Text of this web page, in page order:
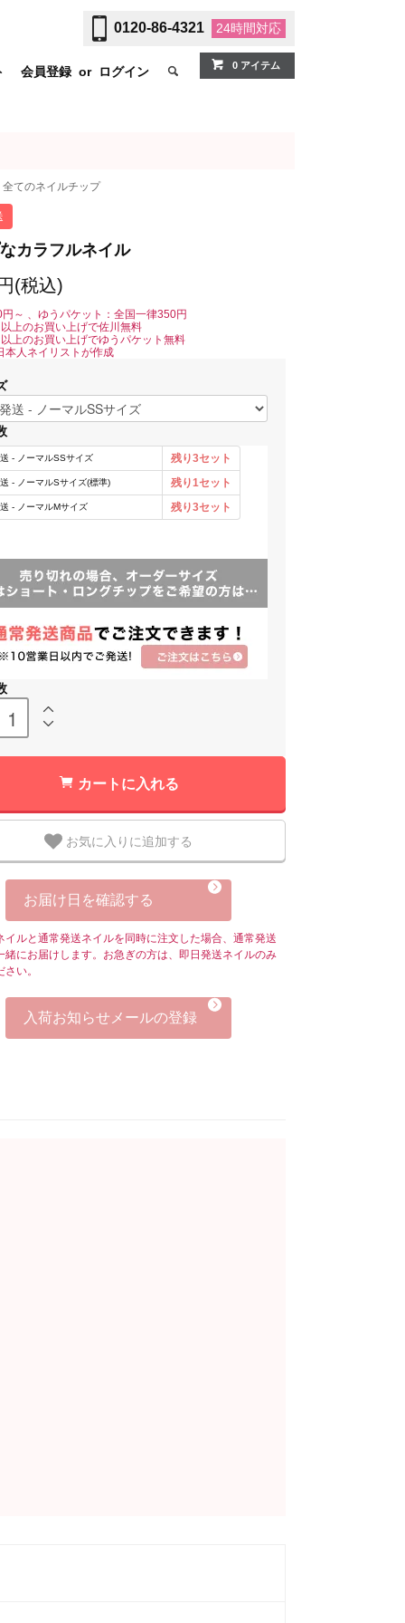
0120-86-4321 24時間対応
会員登録 or ログイン 0 アイテム
全てのネイルチップ
カラフルネイル
(税込)
～ 、ゆうパケット：全国一律350円
上のお買い上げで佐川無料
上のお買い上げでゆうパケット無料
本人ネイリストが作成
カートに入れる
お気に入りに追加する
お届け日を確認する
イルと通常発送ネイルを同時に注文した場合、通常発送
緒にお届けします。お急ぎの方は、即日発送ネイルのみ
い。
入荷お知らせメールの登録